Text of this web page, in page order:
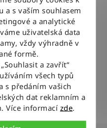
a s vaším souhlasem
a analytické
uživatelská data
vždy výhradně v
formě.
a zavřít“
všech typů
s předáním vašich
dat reklamním a
Více informací zde.
pracovní den do 12:00
na našem skladě
vyměníme do 14 dnů od jeho